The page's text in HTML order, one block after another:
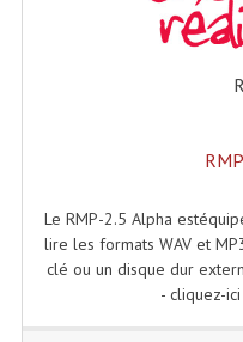
Lecteurs
Le RMP-2.5 Alpha
lire les formats WAV et
clé ou un disque dur
- cliquez-